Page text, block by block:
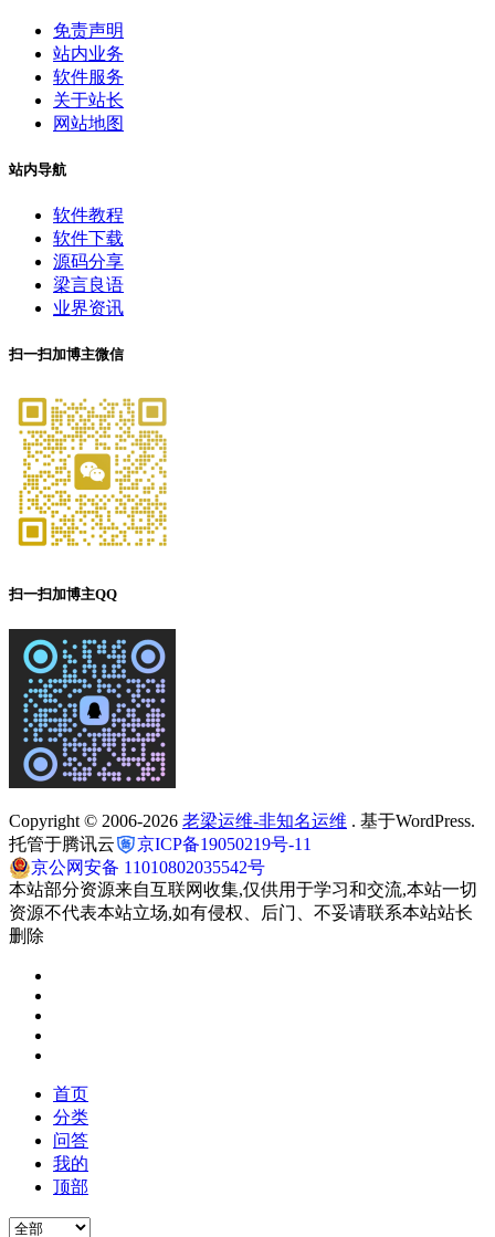
免责声明
站内业务
软件服务
关于站长
网站地图
站内导航
软件教程
软件下载
源码分享
梁言良语
业界资讯
扫一扫加博主微信
扫一扫加博主QQ
Copyright © 2006-2026 老梁运维-非知名运维 . 基于WordPress.
托管于腾讯云
京ICP备19050219号-11
京公网安备 11010802035542号
本站部分资源来自互联网收集,仅供用于学习和交流,本站一切
资源不代表本站立场,如有侵权、后门、不妥请联系本站站长
删除
首页
分类
问答
我的
顶部